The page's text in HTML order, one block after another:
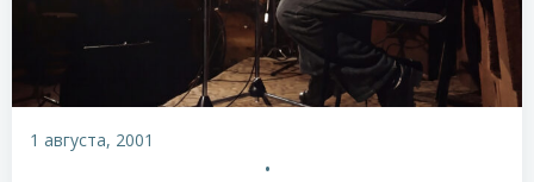
1 августа, 2001
•